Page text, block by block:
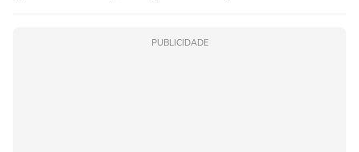
PUBLICIDADE